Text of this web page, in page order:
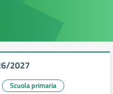
2027
Scuola primaria